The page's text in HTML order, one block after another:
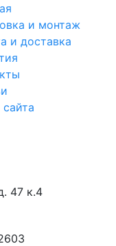
и монтаж
и доставка
сайта
47 к.4